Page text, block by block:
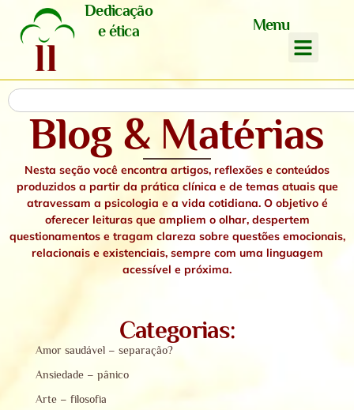
Dedicação
e ética
Menu
Blog & Matérias
Nesta seção você encontra artigos, reflexões e conteúdos
produzidos a partir da prática clínica e de temas atuais que
atravessam a psicologia e a vida cotidiana. O objetivo é
oferecer leituras que ampliem o olhar, despertem
questionamentos e tragam clareza sobre questões emocionais,
relacionais e existenciais, sempre com uma linguagem
acessível e próxima.
Categorias:
Amor saudável – separação?
Ansiedade – pânico
Arte – filosofia